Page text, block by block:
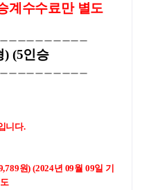
계수수료만 별도
ㅡㅡㅡㅡㅡㅡㅡㅡㅡ
) (5인승
ㅡㅡㅡㅡㅡㅡㅡㅡㅡ
니다.
원) (2024년 09월 09일 기